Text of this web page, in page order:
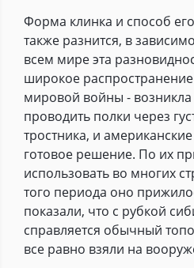
Форма клинка и способ
также разнится, в
всем мире эта
широкое
мировой войны -
проводить полки через
тростника, и
готовое решение. По их
использовать во многих
того периода оно
показали, что с рубкой
справляется обычный
все равно взяли на